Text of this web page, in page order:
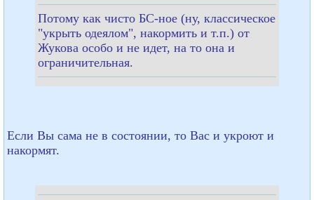
Потому как чисто БС-ное (ну, классическое
"укрыть одеялом", накормить и т.п.) от
Жукова особо и не идет, на то она и
ограничительная.
Если Вы сама не в состоянии, то Вас и укроют и
накормят.